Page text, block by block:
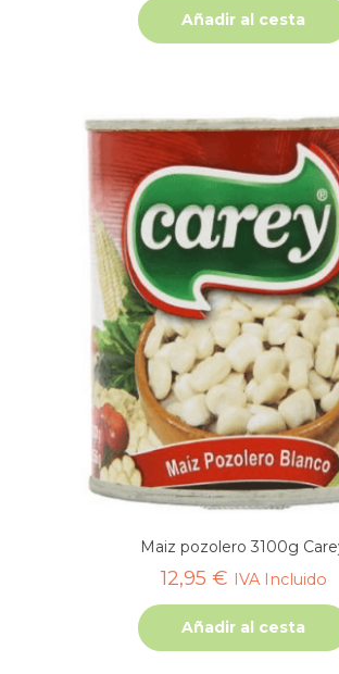
Añadir al cesta
Maiz pozolero 3100g
12,95 € IVA Incluido
Añadir al cesta